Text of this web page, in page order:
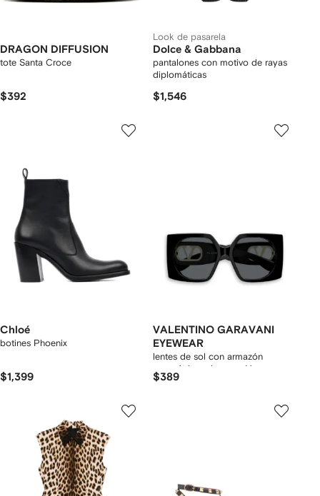
DRAGON DIFFUSION
tote Santa Croce
$392
Look de pasarela
Dolce & Gabbana
pantalones con motivo de rayas
diplomáticas
$1,546
Chloé
botines Phoenix
$1,399
VALENTINO GARAVANI
EYEWEAR
lentes de sol con armazón
geométrica y logo en V
$389